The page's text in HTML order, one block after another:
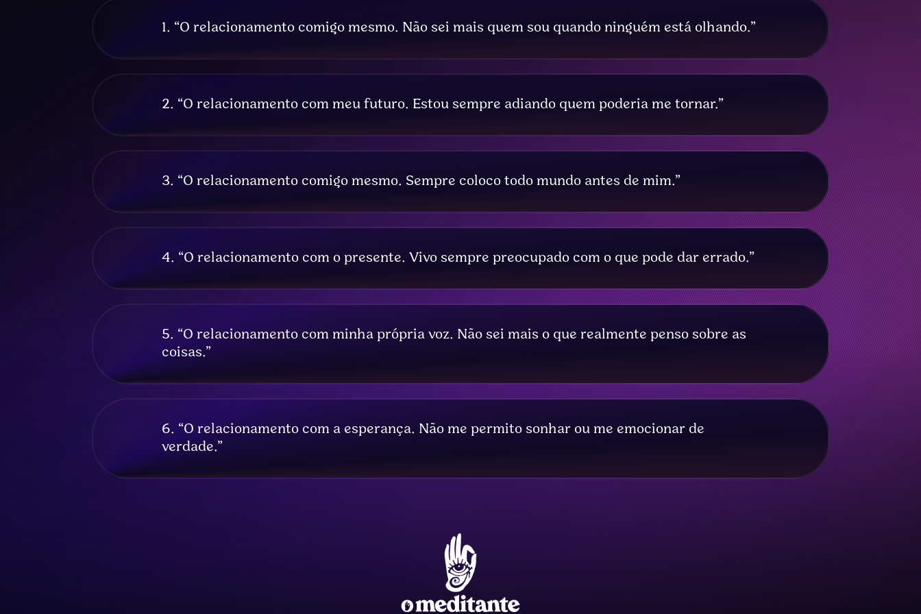
1. “O relacionamento comigo mesmo. Não sei mais quem sou quando ninguém está olhando.”
2. “O relacionamento com meu futuro. Estou sempre adiando quem poderia me tornar.”
3. “O relacionamento comigo mesmo. Sempre coloco todo mundo antes de mim.”
4. “O relacionamento com o presente. Vivo sempre preocupado com o que pode dar errado.”
5. “O relacionamento com minha própria voz. Não sei mais o que realmente penso sobre as
coisas.”
6. “O relacionamento com a esperança. Não me permito sonhar ou me emocionar de
verdade.”